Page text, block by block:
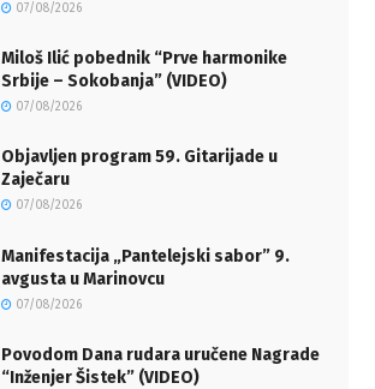
07/08/2026
Miloš Ilić pobednik “Prve harmonike
Srbije – Sokobanja” (VIDEO)
07/08/2026
Objavljen program 59. Gitarijade u
Zaječaru
07/08/2026
Manifestacija „Pantelejski sabor” 9.
avgusta u Marinovcu
07/08/2026
Povodom Dana rudara uručene Nagrade
“Inženjer Šistek” (VIDEO)